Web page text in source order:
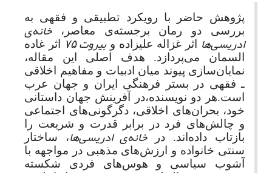
پژوهش حاضر با رویکرد تطبیقی و فقهی به
بررسی دو رمان برجسته‌ی معاصر،خانه‌ی
ادریسی‌ها اثر غزاله علیزاده وبیروت۷۵
اثر غاده
السمان می‌پردازد. هدف اصلی این مقاله،
نمایان‌سازی پیوند میان ادبیات و مفاهیم اخلاقی
ـ فقهی در بستر فرهنگی ایران و جهان عرب
است.هر دو نویسنده،در آفرینش جهان داستانی
خود، بحران‌های اخلاقی، دگرگونی‌های اجتماعی
و چالش‌های فرد در برابر قدرت و شریعت را
بازتاب داده‌اند. درخانه‌ی ادریسی‌ها، ساختار
سنتی خانواده و ارزش‌های مذهبی در مواجهه با
آشوب سیاسی و هوس‌های فردی شکسته